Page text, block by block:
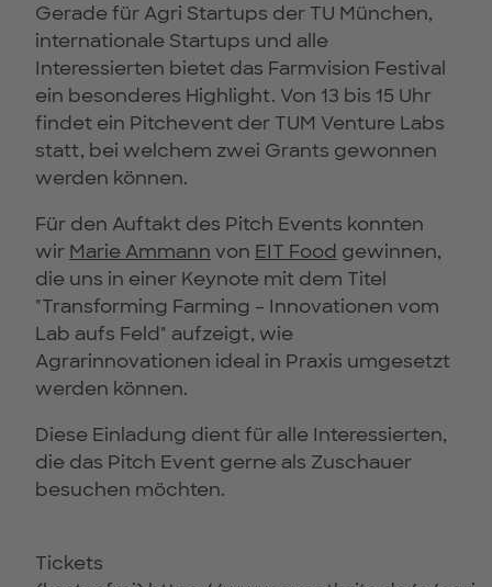
Gerade für Agri Startups der TU München,
internationale Startups und alle
Interessierten bietet das Farmvision Festival
ein besonderes Highlight. Von 13 bis 15 Uhr
findet ein Pitchevent der TUM Venture Labs
statt, bei welchem zwei Grants gewonnen
werden können.
Für den Auftakt des Pitch Events konnten
wir Marie Ammann von EIT Food gewinnen,
die uns in einer Keynote mit dem Titel
"Transforming Farming – Innovationen vom
Lab aufs Feld" aufzeigt, wie
Agrarinnovationen ideal in Praxis umgesetzt
werden können.
Diese Einladung dient für alle Interessierten,
die das Pitch Event gerne als Zuschauer
besuchen möchten.
Tickets